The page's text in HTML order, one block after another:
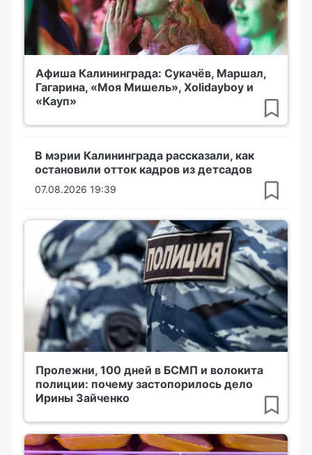
Афиша Калининграда: Сукачёв, Маршал,
Гагарина, «Моя Мишель», Xolidayboy и
«Кауп»
В мэрии Калининграда рассказали, как
остановили отток кадров из детсадов
07.08.2026 19:39
Пролежни, 100 дней в БСМП и волокита
полиции: почему застопорилось дело
Ирины Зайченко